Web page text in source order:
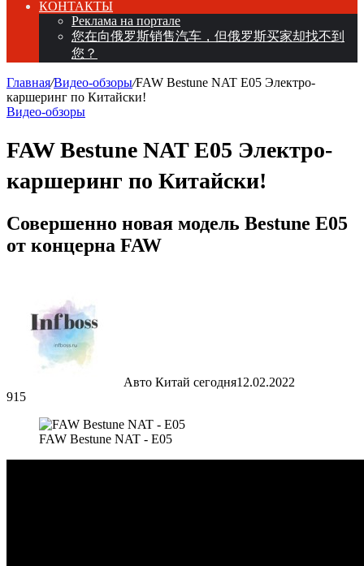
КОНТАКТЫ
Реклама на портале
您在向俄罗斯销售汽车，但俄罗斯买家却找不到
您？
Главная/Видео-обзоры/FAW Bestune NAT E05 Электро-
каршеринг по Китайски!
Видео-обзоры
FAW Bestune NAT E05 Электро-
каршеринг по Китайски!
​​Совершенно новая модель Bestune E05
от концерна FAW
Авто Китай сегодня12.02.2022
915
FAW Bestune NAT - E05